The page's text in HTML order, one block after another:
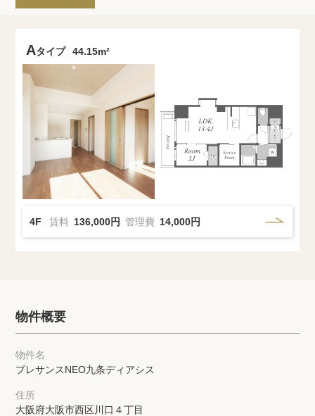
Aタイプ 44.15m²
4F 賃料 136,000円 管理費 14,000円
物件概要
物件名
プレサンスNEO九条ディアシス
住所
大阪府大阪市西区川口４丁目